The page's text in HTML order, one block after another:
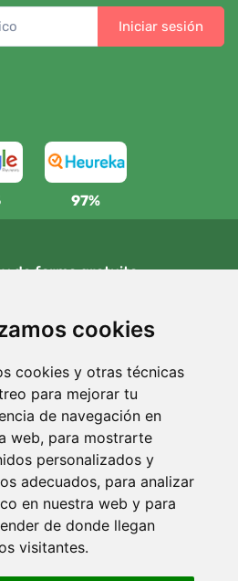
cookies
cookies y otras técnicas
para mejorar tu
de navegación en
web, para mostrarte
personalizados y
adecuados, para analizar
en nuestra web y para
de donde llegan
visitantes.
Iniciar sesión
97%
de forma gratuita
superiores a 95 EUR
gratuitos
su pedido en cualquier momento
un árbol. Leer más